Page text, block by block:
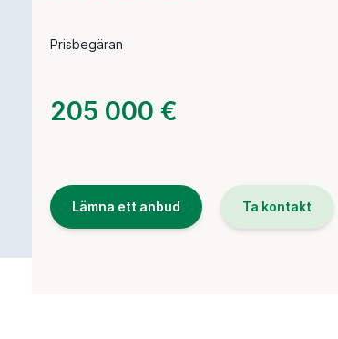
Prisbegäran
205 000 €
Lämna ett anbud Ta kontakt